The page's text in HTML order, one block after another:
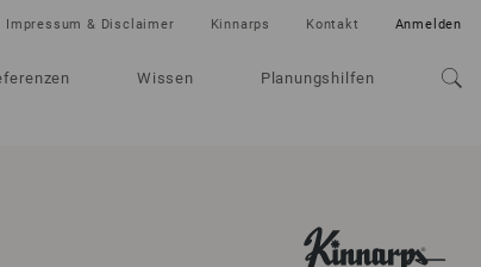
Wissen Planungshilfen
Impressum & Disclaimer Kinnarps Kontakt Anmelden